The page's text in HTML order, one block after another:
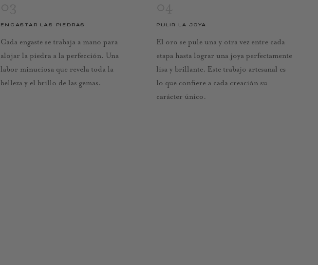
ENGASTAR LAS PIEDRAS
Cada engaste se trabaja a mano para
alojar la piedra a la perfección. Una
labor minuciosa que revela toda la
belleza y el brillo de las gemas.
PULIR LA JOYA
El oro se pule una y otra vez entre cada
etapa hasta lograr una joya perfectamente
lisa y brillante. Este trabajo artesanal es
lo que confiere a cada creación su
carácter único.